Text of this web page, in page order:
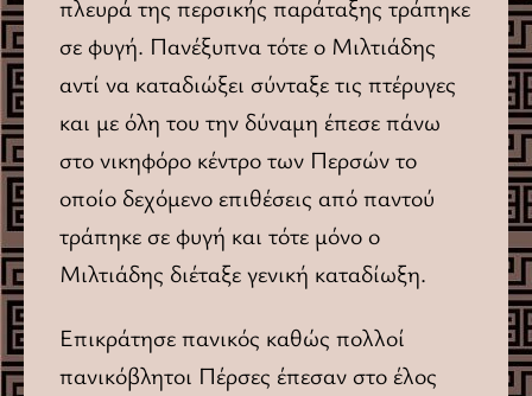
πλευρά της περσικής παράταξης τράπηκε
σε φυγή. Πανέξυπνα τότε ο Μιλτιάδης
αντί να καταδιώξει σύνταξε τις πτέρυγες
και με όλη του την δύναμη έπεσε πάνω
στο νικηφόρο κέντρο των Περσών το
οποίο δεχόμενο επιθέσεις από παντού
τράπηκε σε φυγή και τότε μόνο ο
Μιλτιάδης διέταξε γενική καταδίωξη.
Επικράτησε πανικός καθώς πολλοί
πανικόβλητοι Πέρσες έπεσαν στο έλος